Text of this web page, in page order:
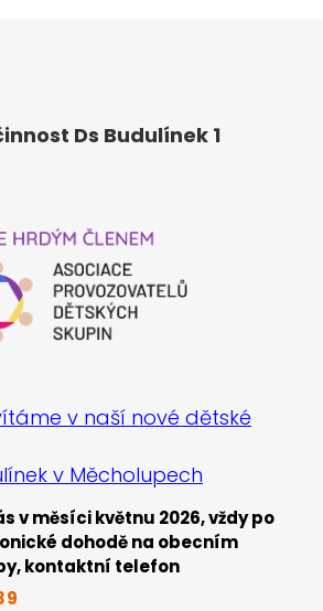
Ds Budulínek 1
v naší nové dětské
v Měcholupech
v měsíci květnu 2026, vždy po
dohodě na obecním
kontaktní telefon